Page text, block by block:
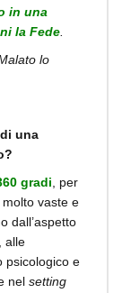
in una
la Fede
lo
una
gradi , per
vaste e
dall’aspetto
alle
psicologico e
nel setting